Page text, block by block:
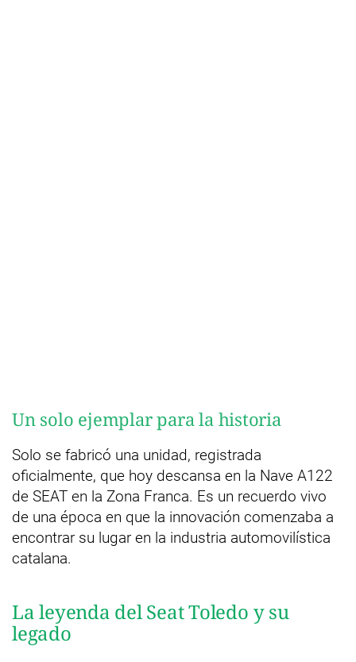
Un solo ejemplar para la historia
Solo se fabricó una unidad, registrada
oficialmente, que hoy descansa en la Nave A122
de SEAT en la Zona Franca. Es un recuerdo vivo
de una época en que la innovación comenzaba a
encontrar su lugar en la industria automovilística
catalana.
La leyenda del Seat Toledo y su
legado